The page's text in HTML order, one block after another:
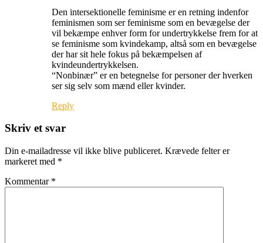
Den intersektionelle feminisme er en retning indenfor
feminismen som ser feminisme som en bevægelse der
vil bekæmpe enhver form for undertrykkelse frem for at
se feminisme som kvindekamp, altså som en bevægelse
der har sit hele fokus på bekæmpelsen af
kvindeundertrykkelsen.
“Nonbinær” er en betegnelse for personer der hverken
ser sig selv som mænd eller kvinder.
Reply
Skriv et svar
Din e-mailadresse vil ikke blive publiceret. Krævede felter er
markeret med *
Kommentar *